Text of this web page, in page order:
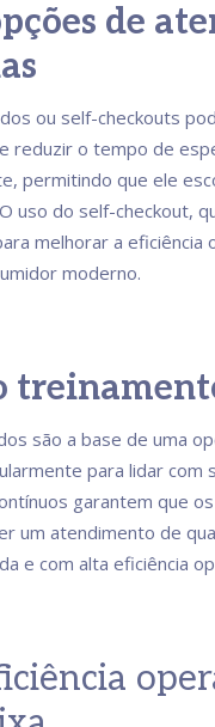
de
ou self-checkouts
reduzir o tempo de
permitindo que ele
uso do self-checkout,
melhorar a eficiência
moderno.
são a base de uma
para lidar com
garantem que
um atendimento de
e com alta eficiência